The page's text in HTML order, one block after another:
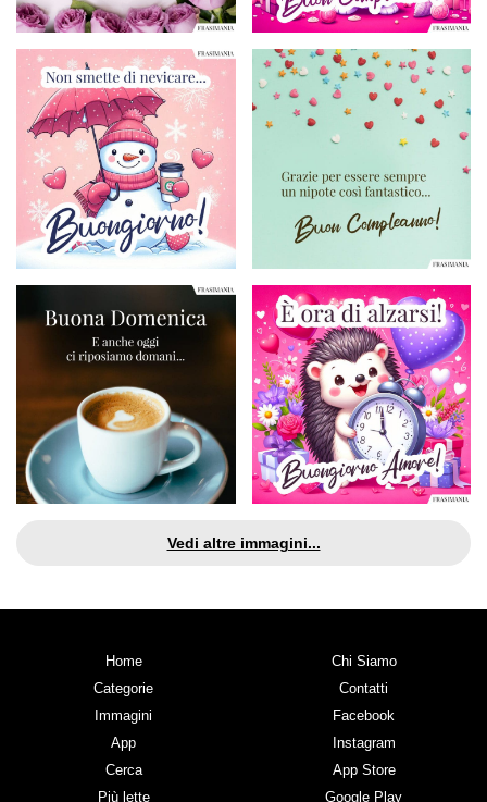
Vedi altre immagini...
Home
Categorie
Immagini
App
Cerca
Più lette
Chi Siamo
Contatti
Facebook
Instagram
App Store
Google Play